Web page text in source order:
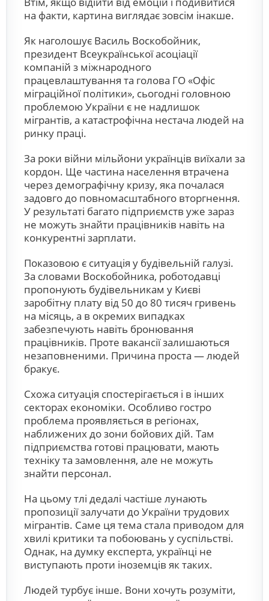
на факти, картина виглядає зовсім інакше.
Як наголошує Василь Воскобойник,
президент Всеукраїнської асоціації
компаній з міжнародного
працевлаштування та голова ГО «Офіс
міграційної політики», сьогодні головною
проблемою України є не надлишок
мігрантів, а катастрофічна нестача людей на
ринку праці.
За роки війни мільйони українців виїхали за
кордон. Ще частина населення втрачена
через демографічну кризу, яка почалася
задовго до повномасштабного вторгнення.
У результаті багато підприємств уже зараз
не можуть знайти працівників навіть на
конкурентні зарплати.
Показовою є ситуація у будівельній галузі.
За словами Воскобойника, роботодавці
пропонують будівельникам у Києві
заробітну плату від 50 до 80 тисяч гривень
на місяць, а в окремих випадках
забезпечують навіть бронювання
працівників. Проте вакансії залишаються
незаповненими. Причина проста — людей
бракує.
Схожа ситуація спостерігається і в інших
секторах економіки. Особливо гостро
проблема проявляється в регіонах,
наближених до зони бойових дій. Там
підприємства готові працювати, мають
техніку та замовлення, але не можуть
знайти персонал.
На цьому тлі дедалі частіше лунають
пропозиції залучати до України трудових
мігрантів. Саме ця тема стала приводом для
хвилі критики та побоювань у суспільстві.
Однак, на думку експерта, українці не
виступають проти іноземців як таких.
Людей турбує інше. Вони хочуть розуміти,